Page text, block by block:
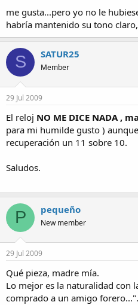
me gusta...pero yo no le
habría mantenido su tono
S SATUR25
Member
29 Jul 2009
El reloj NO ME DICE NADA ,
para mi humilde gusto )
recuperación un 11 sobre 10.
Saludos.
P pequeño
New member
29 Jul 2009
Qué pieza, madre mía.
Lo mejor es la naturalidad con
comprado a un amigo